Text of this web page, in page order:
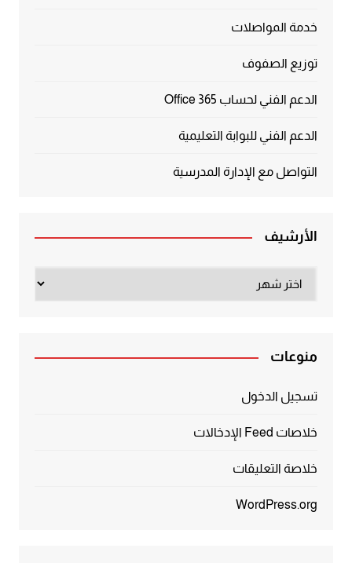
خدمة المواصلات
توزيع الصفوف
الدعم الفني لحساب Office 365
الدعم الفني للبوابة التعليمية
التواصل مع الإدارة المدرسية
الأرشيف
منوعات
تسجيل الدخول
خلاصات Feed الإدخالات
خلاصة التعليقات
WordPress.org